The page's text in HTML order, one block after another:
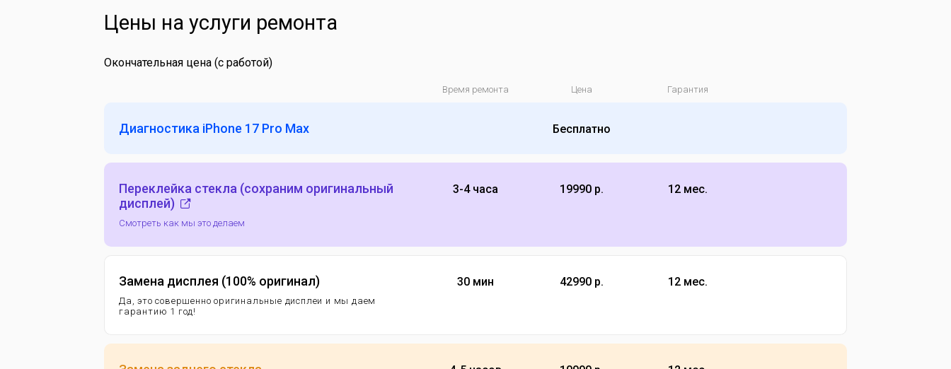
Цены на услуги ремонта
Окончательная цена (с работой)
Время ремонта Цена Гарантия
Диагностика iPhone 17 Pro Max Бесплатно
Переклейка стекла (сохраним оригинальный
дисплей)
Смотреть как мы это делаем
3-4 часа 19990 р. 12 мес.
Замена дисплея (100% оригинал)
Да, это совершенно оригинальные дисплеи и мы даем
гарантию 1 год!
30 мин 42990 р. 12 мес.